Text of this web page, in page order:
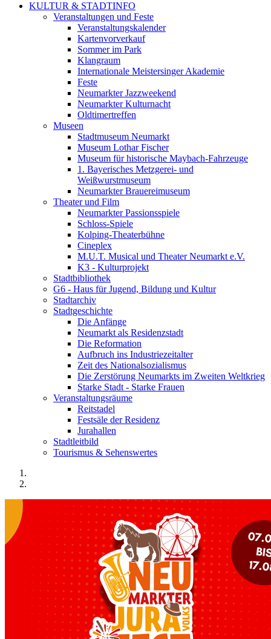
KULTUR & STADTINFO
Veranstaltungen und Feste
Veranstaltungskalender
Kartenvorverkauf
Sommer im Park
Klangraum
Internationale Meistersinger Akademie
Feste
Neumarkter Jazzweekend
Neumarkter Kulturnacht
Oldtimertreffen
Museen
Stadtmuseum Neumarkt
Museum Lothar Fischer
Museum für historische Maybach-Fahrzeuge
1. Bayerisches Metzgerei- und
Weißwurstmuseum
Neumarkter Brauereimuseum
Theater und Film
Neumarkter Passionsspiele
Schloss-Spiele
Kolping-Theaterbühne
Cineplex
M.U.T. Musical und Theater Neumarkt e.V.
K3 - Kulturprojekt
Stadtbibliothek
G6 - Haus für Jugend, Bildung und Kultur
Stadtarchiv
Stadtgeschichte
Die Anfänge
Neumarkt als Residenzstadt
Die Reformation
Aufbruch ins Industriezeitalter
Zeit des Nationalsozialismus
Die Zerstörung Neumarkts im Zweiten Weltkrieg
Starke Stadt - Starke Frauen
Veranstaltungsräume
Reitstadel
Festsäle der Residenz
Jurahallen
Stadtleitbild
Tourismus & Sehenswertes